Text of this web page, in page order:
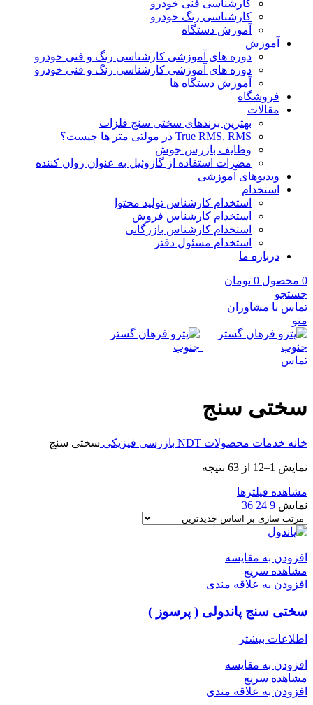
کارشناسی فنی خودرو
کارشناسی رنگ خودرو
آموزش دستگاه
آموزش
دوره های آموزشی کارشناسی رنگ و فنی خودرو
دوره های آموزشی کارشناسی رنگ و فنی خودرو
آموزش دستگاه ها
فروشگاه
مقالات
بهترین برندهای سختی سنج فلزات
True RMS, RMS در مولتی متر ها چیست؟
وظایف بازرس جوش
مضرات استفاده از گازوئیل به عنوان روان کننده
ویدیوهای آموزشی
استخدام
استخدام کارشناس تولید محتوا
استخدام کارشناس فروش
استخدام کارشناس بازرگانی
استخدام مسئول دفتر
درباره ما
0 محصول 0 تومان
جستجو
تماس با مشاوران
منو
تماس
سختی سنج
خانه خدمات محصولات NDT بازرسی فیزیکی سختی سنج
نمایش 1–12 از 63 نتیجه
مشاهده فیلترها
نمایش 9
24
36
افزودن به مقایسه
مشاهده سریع
افزودن به علاقه مندی
سختی سنج پاندولی ( پرسوز )
اطلاعات بیشتر
افزودن به مقایسه
مشاهده سریع
افزودن به علاقه مندی